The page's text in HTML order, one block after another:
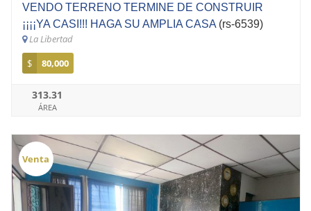
VENDO TERRENO TERMINE DE CONSTRUIR
¡¡¡¡YA CASI!!! HAGA SU AMPLIA CASA(rs-6539)
La Libertad
$
80,000
313.31
ÁREA
Venta